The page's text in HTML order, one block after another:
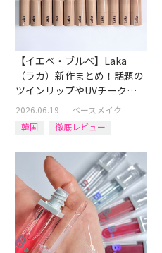
【イエベ・ブルベ】Laka
（ラカ）新作まとめ！話題の
ツインリップやUVチーク＆
リップライナーを全色レビュ
ー！
2026.06.19 ｜ ベースメイク
韓国
徹底レビュー
チーク